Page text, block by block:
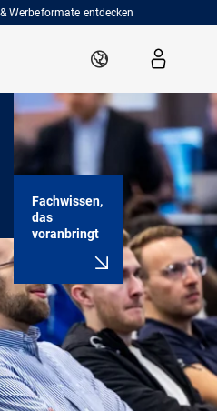
Werbeformate entdecken
DE
Fachwissen,
das
voranbringt